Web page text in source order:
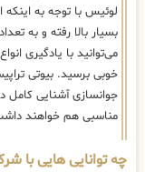
لوئیس با توجه به
بسیار بالا رفته و به
می‌توانید با یادگیری
خوبی برسید. بیوتی
جوانسازی آشنایی کامل
مناسبی هم خواهند
چه توانایی هایی با